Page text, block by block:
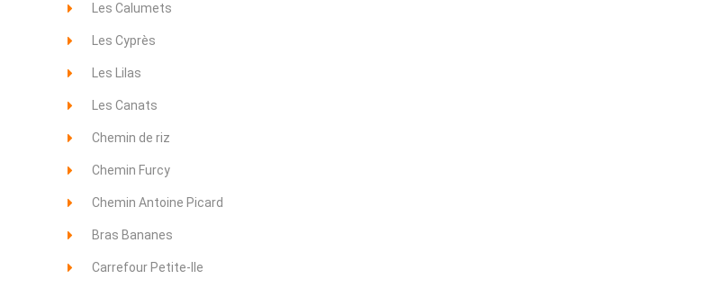
Les Calumets
Les Cyprès
Les Lilas
Les Canats
Chemin de riz
Chemin Furcy
Chemin Antoine Picard
Bras Bananes
Carrefour Petite-Ile